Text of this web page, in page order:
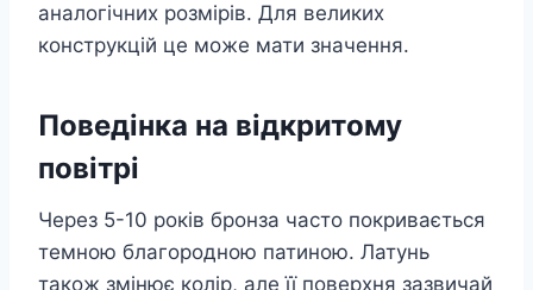
аналогічних розмірів. Для великих
конструкцій це може мати значення.
Поведінка на відкритому
повітрі
Через 5-10 років бронза часто покривається
темною благородною патиною. Латунь
також змінює колір, але її поверхня зазвичай